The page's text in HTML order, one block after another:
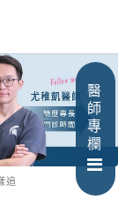
醫
師
專
欄
追